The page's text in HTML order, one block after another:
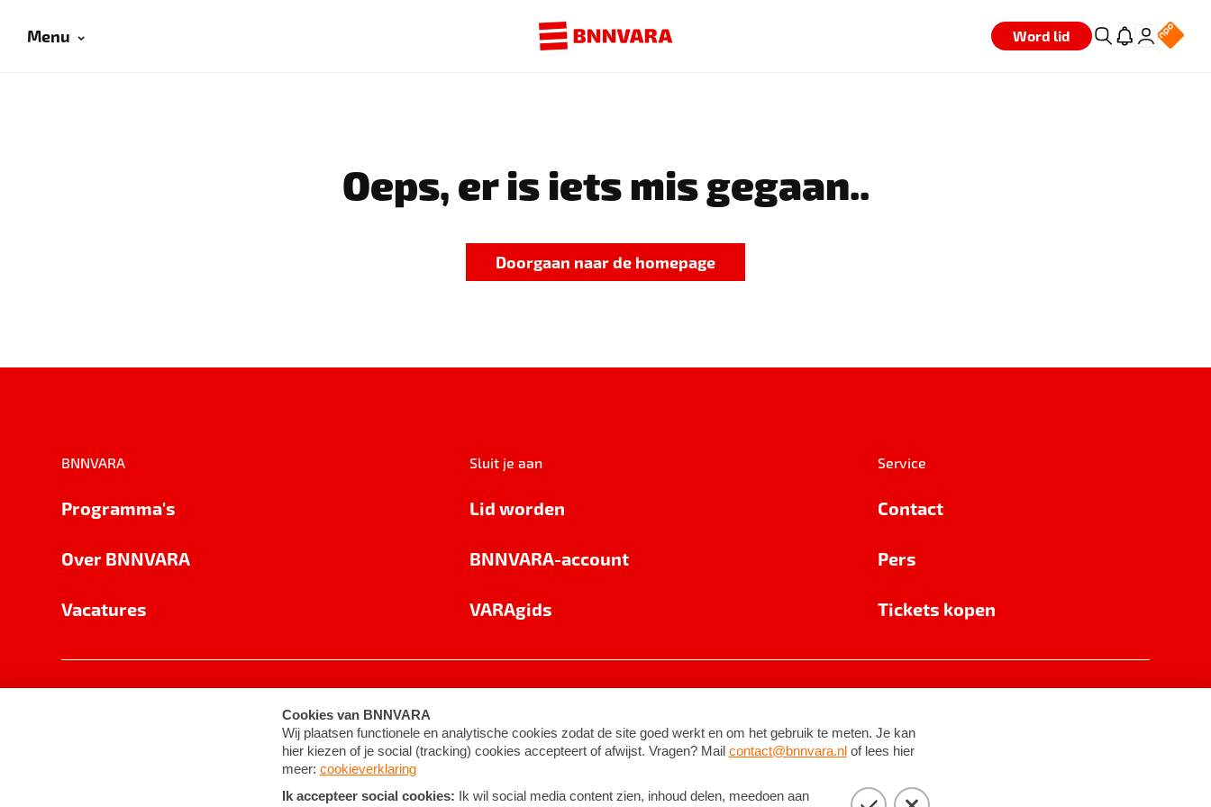
Menu Word lid
Oeps, er is iets mis gegaan..
Doorgaan naar de homepage
BNNVARA
Programma's
Over BNNVARA
Vacatures
Sluit je aan
Lid worden
BNNVARA-account
VARAgids
Service
Contact
Pers
Tickets kopen
Cookie-instellingen Algemene voorwaarden ©2026BNNVARA